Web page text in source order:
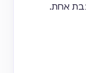
אחת.